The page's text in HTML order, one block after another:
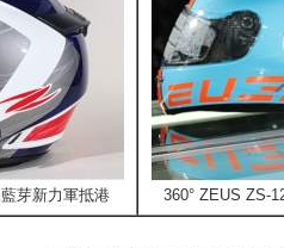
芽新力軍抵港 360° ZEUS ZS-